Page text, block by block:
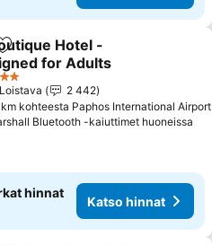
Lisää suosikkeihin
Hotel -
for Adults
hinnat
Loistava
2 442
km kohteesta Paphos International Airport
Bluetooth -kaiuttimet huoneissa
hinnat
Katso hinnat